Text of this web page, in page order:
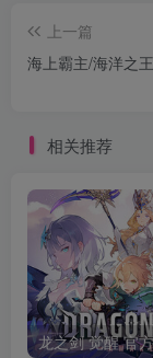
上一篇
海上霸主/海洋之王
相关推荐